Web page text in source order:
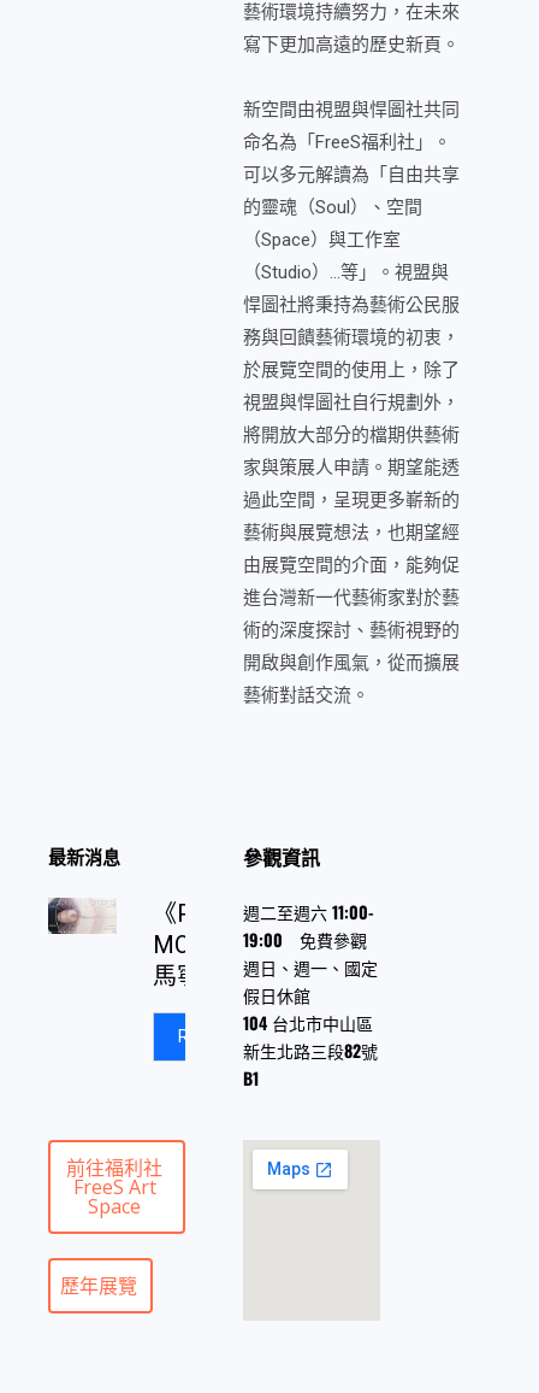
藝術環境持續努力，在未來
寫下更加高遠的歷史新頁。
新空間由視盟與悍圖社共同
命名為「FreeS福利社」。
可以多元解讀為「自由共享
的靈魂（Soul）、空間
（Space）與工作室
（Studio）…等」。視盟與
悍圖社將秉持為藝術公民服
務與回饋藝術環境的初衷，
於展覽空間的使用上，除了
視盟與悍圖社自行規劃外，
將開放大部分的檔期供藝術
家與策展人申請。期望能透
過此空間，呈現更多嶄新的
藝術與展覽想法，也期望經
由展覽空間的介面，能夠促
進台灣新一代藝術家對於藝
術的深度探討、藝術視野的
開啟與創作風氣，從而擴展
藝術對話交流。
最新消息
《PROLONGED
MOMENTS》
馬寧遠 個展
Read More
前往福利社
FreeS Art
Space
歷年展覽
參觀資訊
週二至週六 11:00-
19:00 免費參觀
週日、週一、國定
假日休館
104 台北市中山區
新生北路三段82號
B1